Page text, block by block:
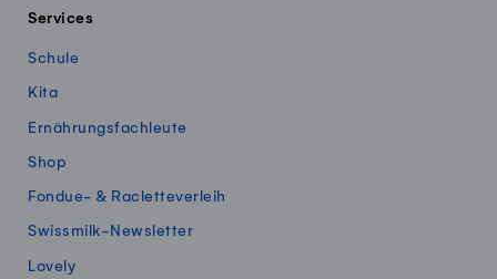
Services
Schule
Kita
Ernährungsfachleute
Shop
Fondue- & Racletteverleih
Swissmilk-Newsletter
Lovely